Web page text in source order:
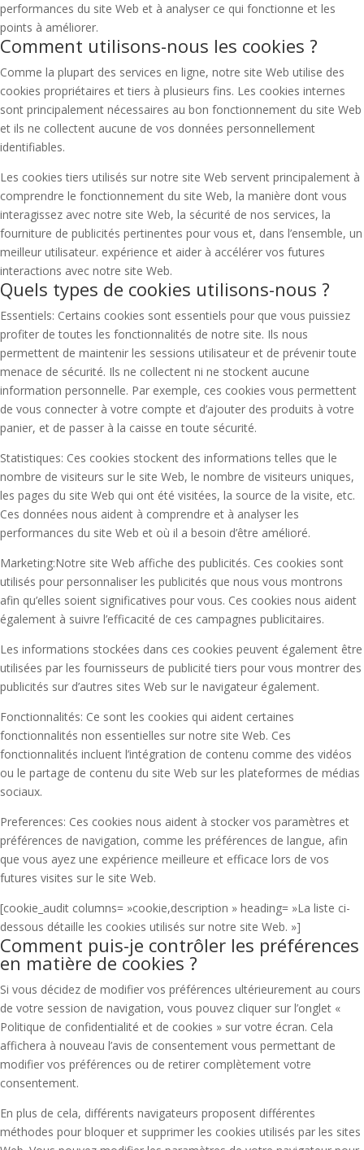
performances du site Web et à analyser ce qui fonctionne et les
points à améliorer.
Comment utilisons-nous les cookies ?
Comme la plupart des services en ligne, notre site Web utilise des
cookies propriétaires et tiers à plusieurs fins. Les cookies internes
sont principalement nécessaires au bon fonctionnement du site Web
et ils ne collectent aucune de vos données personnellement
identifiables.
Les cookies tiers utilisés sur notre site Web servent principalement à
comprendre le fonctionnement du site Web, la manière dont vous
interagissez avec notre site Web, la sécurité de nos services, la
fourniture de publicités pertinentes pour vous et, dans l’ensemble, un
meilleur utilisateur. expérience et aider à accélérer vos futures
interactions avec notre site Web.
Quels types de cookies utilisons-nous ?
Essentiels: Certains cookies sont essentiels pour que vous puissiez
profiter de toutes les fonctionnalités de notre site. Ils nous
permettent de maintenir les sessions utilisateur et de prévenir toute
menace de sécurité. Ils ne collectent ni ne stockent aucune
information personnelle. Par exemple, ces cookies vous permettent
de vous connecter à votre compte et d’ajouter des produits à votre
panier, et de passer à la caisse en toute sécurité.
Statistiques: Ces cookies stockent des informations telles que le
nombre de visiteurs sur le site Web, le nombre de visiteurs uniques,
les pages du site Web qui ont été visitées, la source de la visite, etc.
Ces données nous aident à comprendre et à analyser les
performances du site Web et où il a besoin d’être amélioré.
Marketing:Notre site Web affiche des publicités. Ces cookies sont
utilisés pour personnaliser les publicités que nous vous montrons
afin qu’elles soient significatives pour vous. Ces cookies nous aident
également à suivre l’efficacité de ces campagnes publicitaires.
Les informations stockées dans ces cookies peuvent également être
utilisées par les fournisseurs de publicité tiers pour vous montrer des
publicités sur d’autres sites Web sur le navigateur également.
Fonctionnalités: Ce sont les cookies qui aident certaines
fonctionnalités non essentielles sur notre site Web. Ces
fonctionnalités incluent l’intégration de contenu comme des vidéos
ou le partage de contenu du site Web sur les plateformes de médias
sociaux.
Preferences: Ces cookies nous aident à stocker vos paramètres et
préférences de navigation, comme les préférences de langue, afin
que vous ayez une expérience meilleure et efficace lors de vos
futures visites sur le site Web.
[cookie_audit columns= »cookie,description » heading= »La liste ci-
dessous détaille les cookies utilisés sur notre site Web. »]
Comment puis-je contrôler les préférences
en matière de cookies ?
Si vous décidez de modifier vos préférences ultérieurement au cours
de votre session de navigation, vous pouvez cliquer sur l’onglet «
Politique de confidentialité et de cookies » sur votre écran. Cela
affichera à nouveau l’avis de consentement vous permettant de
modifier vos préférences ou de retirer complètement votre
consentement.
En plus de cela, différents navigateurs proposent différentes
méthodes pour bloquer et supprimer les cookies utilisés par les sites